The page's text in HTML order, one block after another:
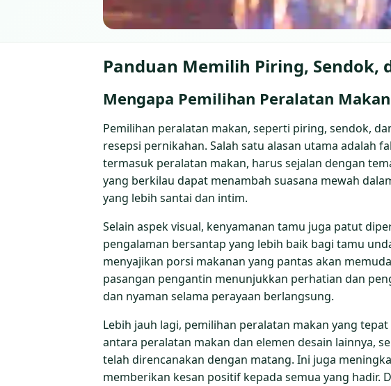
Panduan Memilih Piring, Sendok,
Mengapa Pemilihan Peralatan
Pemilihan peralatan makan, seperti piring, sendok,
resepsi pernikahan. Salah satu alasan utama adalah
termasuk peralatan makan, harus sejalan dengan
yang berkilau dapat menambah suasana mewah
yang lebih santai dan intim.
Selain aspek visual, kenyamanan tamu juga patut
pengalaman bersantap yang lebih baik bagi tamu
menyajikan porsi makanan yang pantas akan
pasangan pengantin menunjukkan perhatian dan
dan nyaman selama perayaan berlangsung.
Lebih jauh lagi, pemilihan peralatan makan yang
antara peralatan makan dan elemen desain lainnya,
telah direncanakan dengan matang. Ini juga
memberikan kesan positif kepada semua yang hadir.